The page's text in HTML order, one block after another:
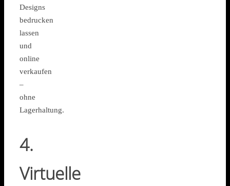
Designs
bedrucken
lassen
und
online
verkaufen
–
ohne
Lagerhaltung.
4.
Virtuelle